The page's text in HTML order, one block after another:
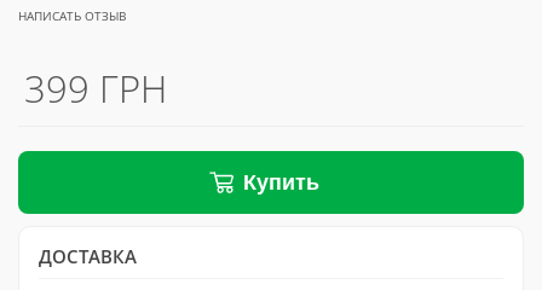
НАПИСАТЬ ОТЗЫВ
399 ГРН
Купить
ДОСТАВКА